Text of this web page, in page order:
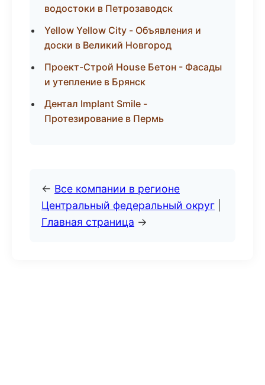
водостоки в Петрозаводск
Yellow Yellow City - Объявления и
доски в Великий Новгород
Проект-Строй House Бетон - Фасады
и утепление в Брянск
Дентал Implant Smile -
Протезирование в Пермь
← Все компании в регионе
Центральный федеральный округ
Главная страница →